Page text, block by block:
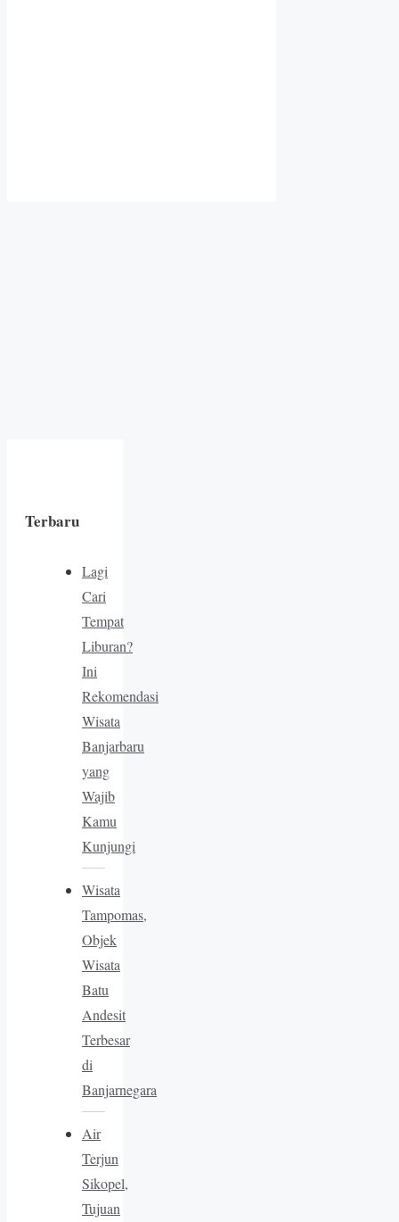
Terbaru
Lagi
Cari
Tempat
Liburan?
Ini
Rekomendasi
Wisata
Banjarbaru
yang
Wajib
Kamu
Kunjungi
Wisata
Tampomas,
Objek
Wisata
Batu
Andesit
Terbesar
di
Banjarnegara
Air
Terjun
Sikopel,
Tujuan